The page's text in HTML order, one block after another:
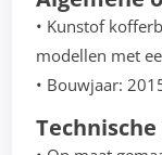
• Kunstof
modellen met
• Bouwjaar: